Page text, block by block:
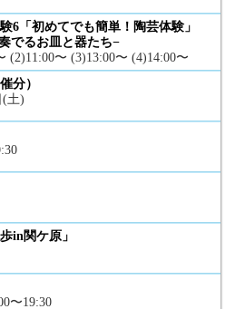
6「初めてでも簡単！陶芸体験」
でるお皿と器たち−
(2)11:00〜 (3)13:00〜 (4)14:00〜
分）
(土)
in関ケ原」
〜19:30